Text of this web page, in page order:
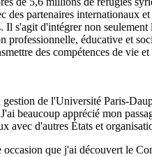
des partenaires internationaux
d'intégrer non seulement
éducative et
des compétences de vie
de l'Université Paris-
apprécié mon
avec d'autres États et
que j'ai découvert le